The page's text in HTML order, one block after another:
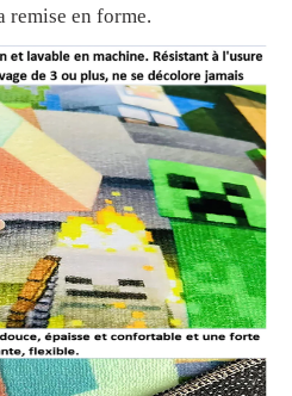
remise en forme.